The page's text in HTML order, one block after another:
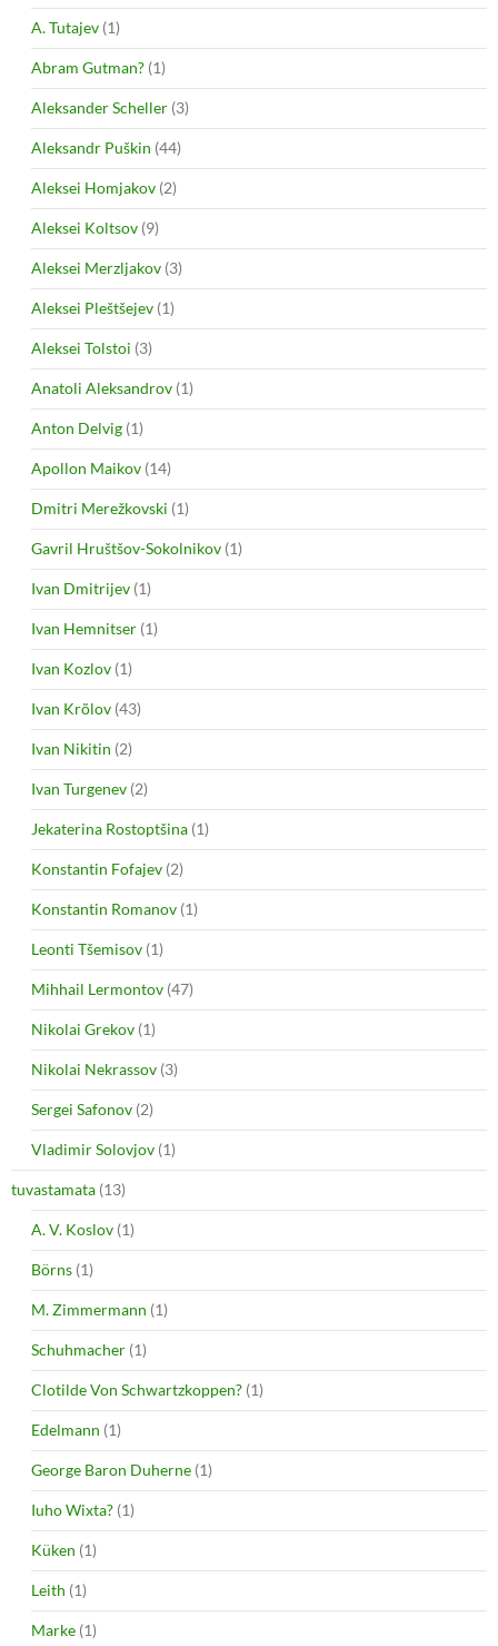
A. Tutajev (1)
Abram Gutman? (1)
Aleksander Scheller (3)
Aleksandr Puškin (44)
Aleksei Homjakov (2)
Aleksei Koltsov (9)
Aleksei Merzljakov (3)
Aleksei Pleštšejev (1)
Aleksei Tolstoi (3)
Anatoli Aleksandrov (1)
Anton Delvig (1)
Apollon Maikov (14)
Dmitri Merežkovski (1)
Gavril Hruštšov-Sokolnikov (1)
Ivan Dmitrijev (1)
Ivan Hemnitser (1)
Ivan Kozlov (1)
Ivan Krõlov (43)
Ivan Nikitin (2)
Ivan Turgenev (2)
Jekaterina Rostoptšina (1)
Konstantin Fofajev (2)
Konstantin Romanov (1)
Leonti Tšemisov (1)
Mihhail Lermontov (47)
Nikolai Grekov (1)
Nikolai Nekrassov (3)
Sergei Safonov (2)
Vladimir Solovjov (1)
tuvastamata (13)
A. V. Koslov (1)
Börns (1)
M. Zimmermann (1)
Schuhmacher (1)
Clotilde Von Schwartzkoppen? (1)
Edelmann (1)
George Baron Duherne (1)
Iuho Wixta? (1)
Küken (1)
Leith (1)
Marke (1)